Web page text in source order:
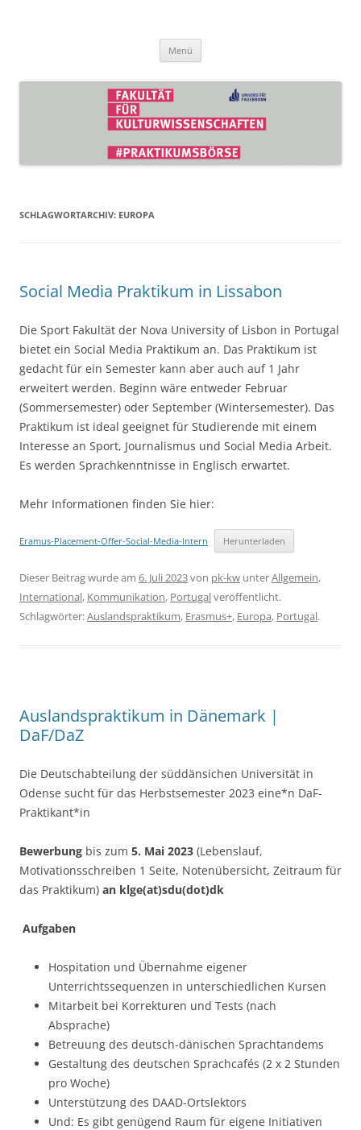
Kulturwissenschaften
Menü
SCHLAGWORTARCHIV: EUROPA
Social Media Praktikum in Lissabon
Die Sport Fakultät der Nova University of Lisbon in Portugal
bietet ein Social Media Praktikum an. Das Praktikum ist
gedacht für ein Semester kann aber auch auf 1 Jahr
erweitert werden. Beginn wäre entweder Februar
(Sommersemester) oder September (Wintersemester). Das
Praktikum ist ideal geeignet für Studierende mit einem
Interesse an Sport, Journalismus und Social Media Arbeit.
Es werden Sprachkenntnisse in Englisch erwartet.
Mehr Informationen finden Sie hier:
Eramus-Placement-Offer-Social-Media-Intern Herunterladen
Dieser Beitrag wurde am 6. Juli 2023von pk-kw unterAllgemein,
International, Kommunikation, Portugalveröffentlicht.
Schlagwörter:Auslandspraktikum, Erasmus+, Europa, Portugal.
Auslandspraktikum in Dänemark |
DaF/DaZ
Die Deutschabteilung der süddänsichen Universität in
Odense sucht für das Herbstsemester 2023 eine*n DaF-
Praktikant*in
Bewerbung bis zum 5. Mai 2023 (Lebenslauf,
Motivationsschreiben 1 Seite, Notenübersicht, Zeitraum für
das Praktikum) an klge(at)sdu(dot)dk
Aufgaben
Hospitation und Übernahme eigener
Unterrichtssequenzen in unterschiedlichen Kursen
Mitarbeit bei Korrekturen und Tests (nach
Absprache)
Betreuung des deutsch-dänischen Sprachtandems
Gestaltung des deutschen Sprachcafés (2 x 2 Stunden
pro Woche)
Unterstützung des DAAD-Ortslektors
Und: Es gibt genügend Raum für eigene Initiativen